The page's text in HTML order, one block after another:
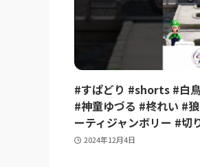
#すぱどり #shorts #白
#神童ゆづる #柊れい #
ーティジャンボリー #切
2024年12月4日